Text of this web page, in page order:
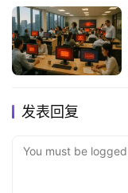
发表回复
You must be